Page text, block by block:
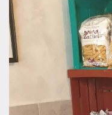
wordpress_test_cookie
PHPSESSID